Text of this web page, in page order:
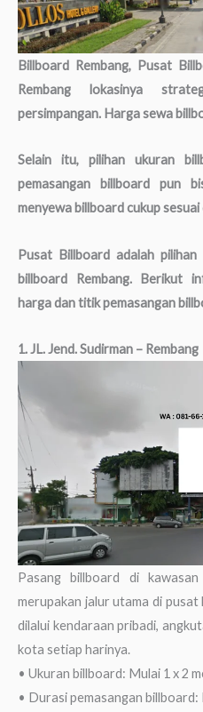
Billboard Rembang, Pusat
Rembang lokasinya
persimpangan. Harga sewa
Selain itu, pilihan ukuran
pemasangan billboard pun
menyewa billboard cukup
Pusat Billboard adalah
billboard Rembang. Berikut
harga dan titik pemasangan
1. JL. Jend. Sudirman – Rembang
Pasang billboard di
merupakan jalur utama di pusat
dilalui kendaraan pribadi,
kota setiap harinya.
• Ukuran billboard: Mulai 1 x 2
• Durasi pemasangan billboard: